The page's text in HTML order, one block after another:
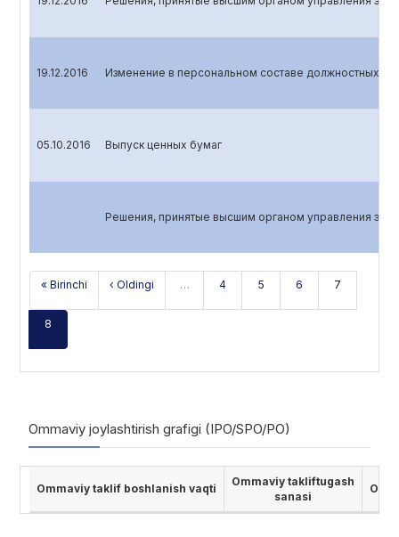
19.12.2016 Изменение в персональном составе должностных
05.10.2016 Выпуск ценных бумаг
Решения, принятые высшим органом управления
« Birinchi ‹ Oldingi … 4 5 6 7
8
Ommaviy joylashtirish grafigi (IPO/SPO/PO)
Ommaviy taklif boshlanish vaqti
Ommaviy takliftugash
sanasi